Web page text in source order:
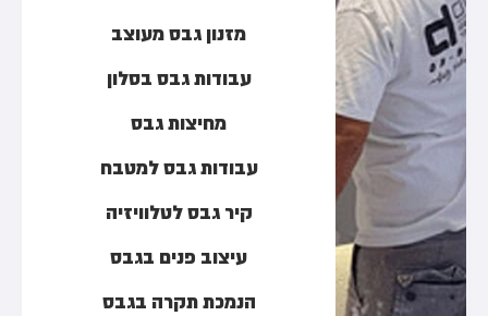
מזנון גבס מעוצב
עבודות גבס בסלון
מחיצות גבס
עבודות גבס למטבח
קיר גבס לטלוויזיה
עיצוב פנים בגבס
הנמכת תקרה בגבס